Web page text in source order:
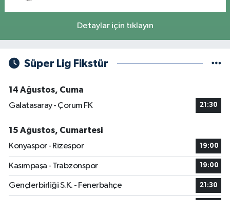
Detaylar için tıklayın
Süper Lig Fikstür
14 Ağustos, Cuma
Galatasaray - Çorum FK
21:30
15 Ağustos, Cumartesi
Konyaspor - Rizespor
19:00
Kasımpaşa - Trabzonspor 19:00
Gençlerbirliği S.K. - Fenerbahçe 21:30